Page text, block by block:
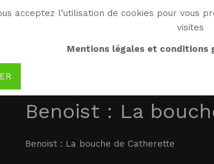
acceptez l’utilisation de cookies pour
visites
Mentions légales et conditions
Benoist : La
Benoist : La bouche de Catherette